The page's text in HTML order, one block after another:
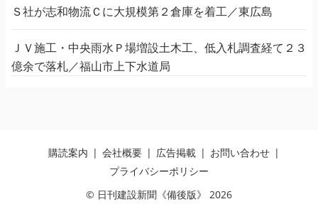
Ｓ社が志和物流Ｃに大規模第２倉庫を着工／東広島
ＪＶ施工・中央雨水Ｐ場増設土木工、低入札調査経て２３
億余で落札／福山市上下水道局
購読案内 会社概要 広告掲載
お問い合わせ
プライバシーポリシー
© 日刊建設新聞《備後版》 2026